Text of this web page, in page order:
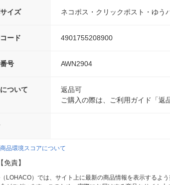
イズ ネコポス・クリックポスト・ゆう
ード 4901755208900
号 AWN2904
ついて
返品可
ご購入の際は、ご利用ガイド「返
品環境スコアについて
免責】
LOHACO）では、サイト上に最新の商品情報を表示するよ